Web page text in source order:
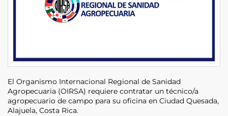
El Organismo Internacional Regional de Sanidad
Agropecuaria (OIRSA) requiere contratar un técnico/a
agropecuario de campo para su oficina en Ciudad Quesada,
Alajuela, Costa Rica.